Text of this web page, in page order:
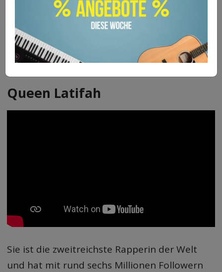
letztes Studioalbum „The End Of An Era“
veröffentlicht.
Queen Latifah
Sie ist die zweitreichste Rapperin der Welt
und hat mit rund sechs Millionen Followern